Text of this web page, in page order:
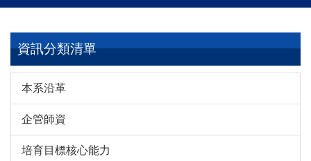
資訊分類清單
本系沿革
企管師資
培育目標核心能力